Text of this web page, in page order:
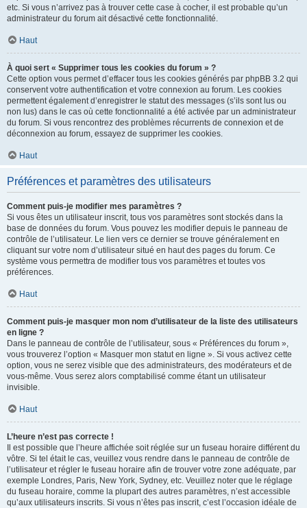
etc. Si vous n’arrivez pas à trouver cette case à cocher, il est probable qu’un
administrateur du forum ait désactivé cette fonctionnalité.
Haut
À quoi sert « Supprimer tous les cookies du forum » ?
Cette option vous permet d’effacer tous les cookies générés par phpBB 3.2 qui
conservent votre authentification et votre connexion au forum. Les cookies
permettent également d’enregistrer le statut des messages (s’ils sont lus ou
non lus) dans le cas où cette fonctionnalité a été activée par un administrateur
du forum. Si vous rencontrez des problèmes récurrents de connexion et de
déconnexion au forum, essayez de supprimer les cookies.
Haut
Préférences et paramètres des utilisateurs
Comment puis-je modifier mes paramètres ?
Si vous êtes un utilisateur inscrit, tous vos paramètres sont stockés dans la
base de données du forum. Vous pouvez les modifier depuis le panneau de
contrôle de l’utilisateur. Le lien vers ce dernier se trouve généralement en
cliquant sur votre nom d’utilisateur situé en haut des pages du forum. Ce
système vous permettra de modifier tous vos paramètres et toutes vos
préférences.
Haut
Comment puis-je masquer mon nom d’utilisateur de la liste des utilisateurs
en ligne ?
Dans le panneau de contrôle de l’utilisateur, sous « Préférences du forum »,
vous trouverez l’option « Masquer mon statut en ligne ». Si vous activez cette
option, vous ne serez visible que des administrateurs, des modérateurs et de
vous-même. Vous serez alors comptabilisé comme étant un utilisateur
invisible.
Haut
L’heure n’est pas correcte !
Il est possible que l’heure affichée soit réglée sur un fuseau horaire différent du
vôtre. Si tel était le cas, veuillez vous rendre dans le panneau de contrôle de
l’utilisateur et régler le fuseau horaire afin de trouver votre zone adéquate, par
exemple Londres, Paris, New York, Sydney, etc. Veuillez noter que le réglage
du fuseau horaire, comme la plupart des autres paramètres, n’est accessible
qu’aux utilisateurs inscrits. Si vous n’êtes pas inscrit, c’est l’occasion idéale de